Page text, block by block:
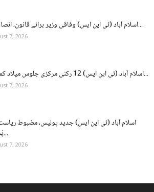
اسلام آباد (ٹی این ایس) وفاقی وزیر برائے قانون، انصاف و...
7, 2026
اسلام آباد (ٹی این ایس) 12 رکنی مرکزی جلوس میلاد کمیٹی...
7, 2026
اسلام آباد (ٹی این ایس) جدید پولیس، مضبوط
پُرامن...
7, 2026